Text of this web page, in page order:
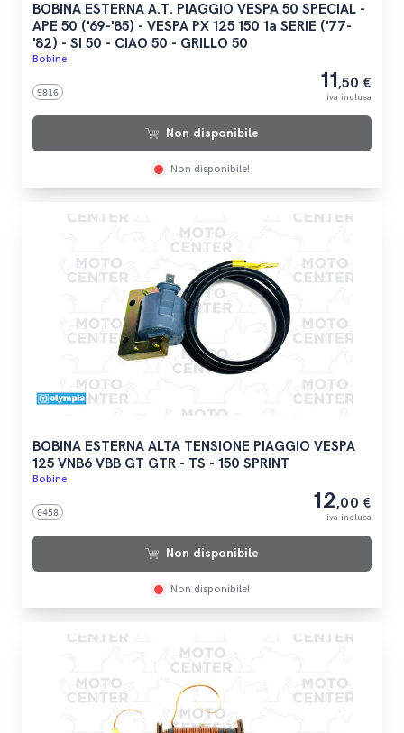
BOBINA ESTERNA A.T. PIAGGIO VESPA 50 SPECIAL -
APE 50 ('69-'85) - VESPA PX 125 150 1a SERIE ('77-
'82) - SI 50 - CIAO 50 - GRILLO 50
Bobine
9816 11,50 €
iva inclusa
Non disponibile
Non disponibile!
BOBINA ESTERNA ALTA TENSIONE PIAGGIO VESPA
125 VNB6 VBB GT GTR - TS - 150 SPRINT
Bobine
0458 12,00 €
iva inclusa
Non disponibile
Non disponibile!